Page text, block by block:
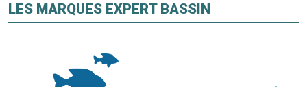
LES MARQUES EXPERT BASSIN